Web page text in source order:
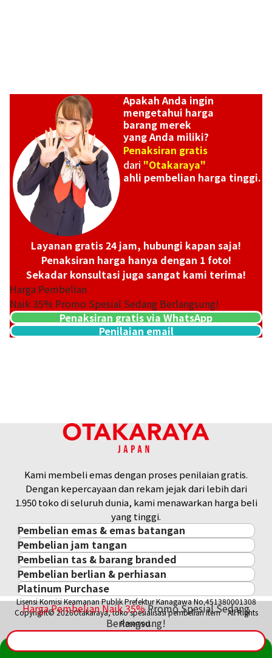
Chanel Matelasse Caviar Skin Chain Shoulder
Referensi Harga Buyback
Apakah Anda ingin
mengetahui harga
barang merek
yang Anda miliki?
Penaksiran gratis
dari "Otakaraya"
ahli pembelian harga tinggi.
Layanan gratis 24 jam, hubungi kapan saja!
Penaksiran harga hanya dengan 1 foto!
Sekadar konsultasi juga sangat kami terima!
Harga Pembelian
Naik35% Promo Spesial Sedang Berlangsung!
Penaksiran gratis via WhatsApp
Penilaian email
Harga Pembelian Naik35%Promo Spesial Sedang
Berlangsung!
Kami membeli emas dengan proses penilaian gratis.
Dengan kepercayaan dan rekam jejak dari lebih dari
1.950 toko di seluruh dunia, kami menawarkan harga beli
yang tinggi.
Pembelian emas & emas batangan
Pembelian emas & emas batangan
Emas Batangan / Gold Bar
Koin Emas
Harga Pasar Emas / Kurs Emas
Aksesoris Emas
Pembelian jam tangan
Pembelian jam tangan
ROLEX
PATEK PHILIPPE
AUDEMARS PIGUET
VACHERON CONSTANTIN
BREGUEST
Pembelian tas & barang branded
Pembelian tas & barang branded
Cartier
LOUIS VUITTON
Hermès
CELINE
Pembelian berlian & perhiasan
Pembelian berlian & perhiasan
Berlian
Zamrud
Safir
Rubi
Platinum Purchase
Platinum
Lisensi Komisi Keamanan Publik Prefektur Kanagawa No.451380001308
Copyright© 2026Otakaraya, toko spesialisasi pembelian item All Rights
Reserved.